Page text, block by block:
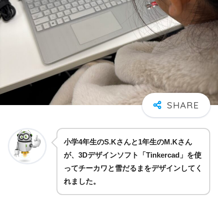
小学4年生のS.Kさんと1年生のM.Kさん
が、3Dデザインソフト「Tinkercad」を使
ってチーカワと雪だるまをデザインしてく
れました。